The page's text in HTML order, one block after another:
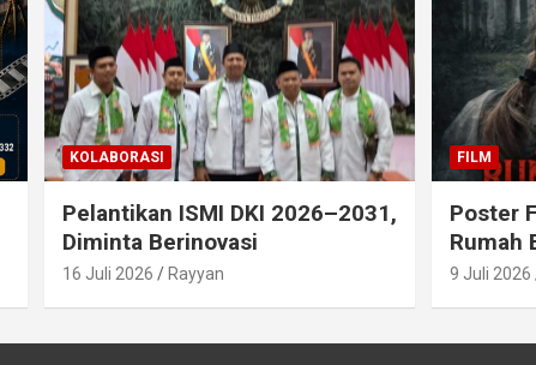
KOLABORASI
Pelantikan ISMI DKI 2026–2031,
Diminta Berinovasi
16 Juli 2026 Rayyan
FILM
Poster
Rumah
9 Juli 2026